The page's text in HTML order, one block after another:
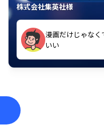
株式会社集英社様
漫画だけじゃな
いい
紙の雑誌買うより